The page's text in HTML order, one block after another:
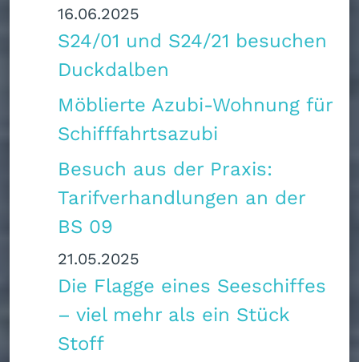
21.05.2025
Die Flagge eines Seeschiffes
– viel mehr als ein Stück
Stoff
Besuch aus der Praxis:
Tarifverhandlungen an der
BS 09
Möblierte Azubi-Wohnung für
Schifffahrtsazubi
16.06.2025
S24/01 und S24/21 besuchen
Duckdalben